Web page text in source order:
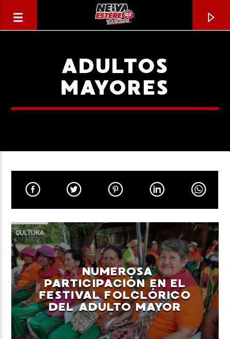
CANCIÓN ACTUAL
TÍTULO
ARTISTA
Neiva Estereo
ADULTOS
MAYORES
CULTURA
NUMEROSA
PARTICIPACIÓN EN EL
FESTIVAL FOLCLÓRICO
DEL ADULTO MAYOR